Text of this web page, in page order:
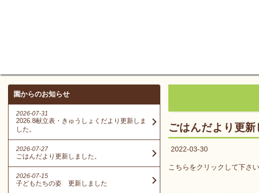
ごはんだより更新
2022-03-30
こちらをクリックして下
園からのお知らせ
2026-07-31
2026.8献立表・きゅうしょくだより更新しま
した。
2026-07-27
ごはんだより更新しました。
2026-07-15
子どもたちの姿 更新しました